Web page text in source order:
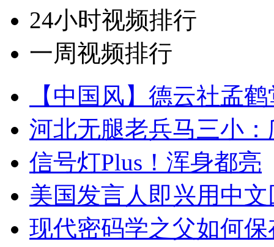
24小时视频排行
一周视频排行
【中国风】德云社孟
河北无腿老兵马三小
信号灯Plus！浑身都亮
美国发言人即兴用中
现代密码学之父如何